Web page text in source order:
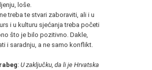
loše.
treba te stvari zaboraviti, ali i u
i u kulturu sjećanja treba početi
što je bilo pozitivno. Dakle,
i saradnju, a ne samo konflikt.
: U zaključku, da li je Hrvatska